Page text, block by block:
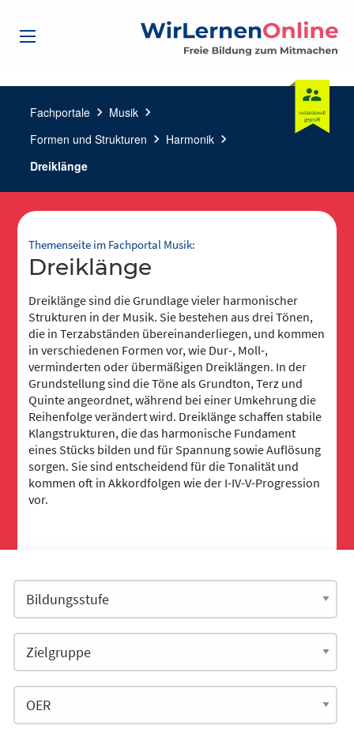
Fachportale chevron_right Musik chevron_right
Formen und Strukturen chevron_right Harmonik chevron_right
Dreiklänge
Themenseite im Fachportal Musik:
Dreiklänge
Dreiklänge sind die Grundlage vieler harmonischer
Strukturen in der Musik. Sie bestehen aus drei Tönen,
die in Terzabständen übereinanderliegen, und kommen
in verschiedenen Formen vor, wie Dur-, Moll-,
verminderten oder übermäßigen Dreiklängen. In der
Grundstellung sind die Töne als Grundton, Terz und
Quinte angeordnet, während bei einer Umkehrung die
Reihenfolge verändert wird. Dreiklänge schaffen stabile
Klangstrukturen, die das harmonische Fundament
eines Stücks bilden und für Spannung sowie Auflösung
sorgen. Sie sind entscheidend für die Tonalität und
kommen oft in Akkordfolgen wie der I-IV-V-Progression
vor.